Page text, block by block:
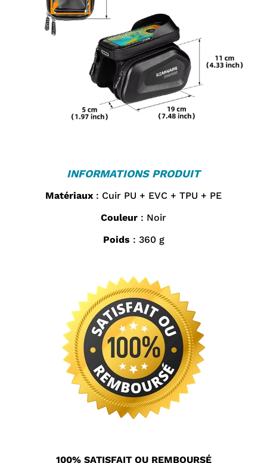
INFORMATIONS PRODUIT
Matériaux : Cuir PU + EVC + TPU + PE
Couleur : Noir
Poids : 360 g
100% SATISFAIT OU REMBOURSÉ